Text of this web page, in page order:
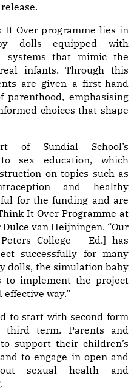
It Over programme lies in
dolls equipped with
systems that mimic the
infants. Through this
are given a first-hand
emphasising
choices that shape
of Sundial School’s
sex education, which
on topics such as
and healthy
for the funding and are
It Over Programme at
van Heijningen. “Our
College – Ed.] has
successfully for many
dolls, the simulation baby
to implement the project
way.”
to start with second form
third term. Parents and
support their children’s
to engage in open and
sexual health and